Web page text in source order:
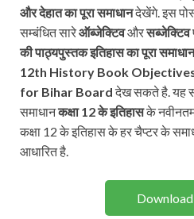
और देहातका पूरा समाधानदेखेंगे. इस
सम्बंधित सारेऑब्जेक्टिवऔरसब्जेक्टिव
की पाठ्यपुस्तकइतिहास का पूरा
12th History Book
for Bihar Boardदेख सकते है. यह
समाधानकक्षा 12 के इतिहासके
कक्षा 12 के इतिहास के हर चैप्टर के
आधारित है.